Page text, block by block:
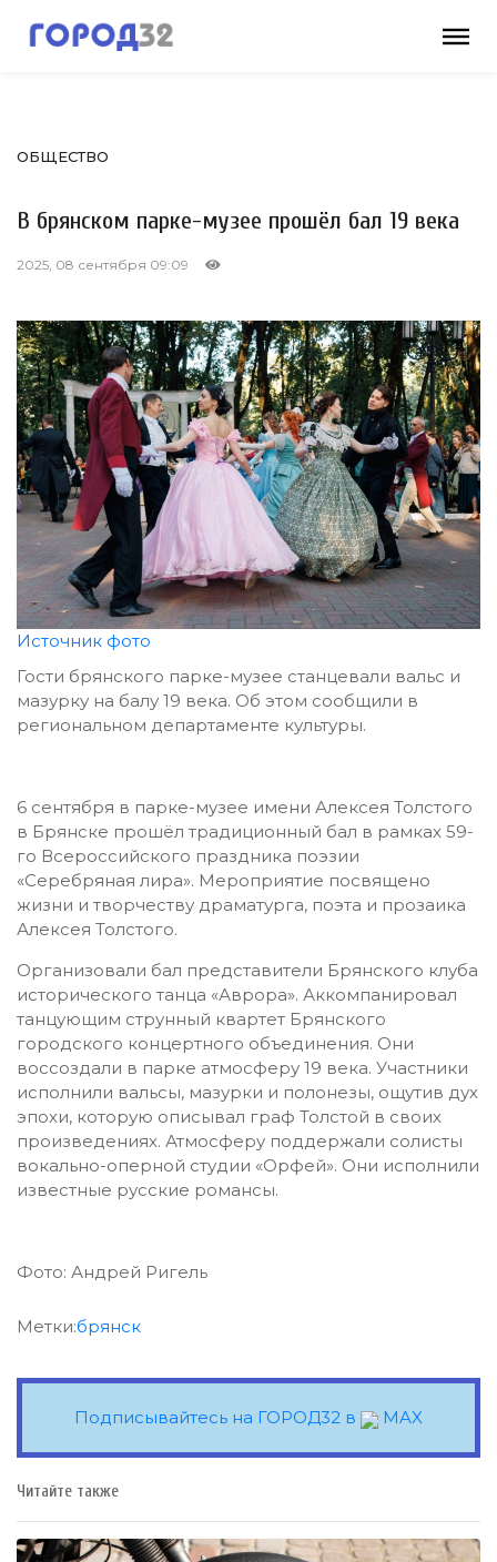
ОБЩЕСТВО
В брянском парке-музее прошёл бал 19 века
2025, 08 сентября 09:09
Источник фото
Гости брянского парке-музее станцевали вальс и
мазурку на балу 19 века. Об этом сообщили в
региональном департаменте культуры.
6 сентября в парке-музее имени Алексея Толстого
в Брянске прошёл традиционный бал в рамках 59-
го Всероссийского праздника поэзии
«Серебряная лира». Мероприятие посвящено
жизни и творчеству драматурга, поэта и прозаика
Алексея Толстого.
Организовали бал представители Брянского клуба
исторического танца «Аврора». Аккомпанировал
танцующим струнный квартет Брянского
городского концертного объединения. Они
воссоздали в парке атмосферу 19 века. Участники
исполнили вальсы, мазурки и полонезы, ощутив дух
эпохи, которую описывал граф Толстой в своих
произведениях. Атмосферу поддержали солисты
вокально-оперной студии «Орфей». Они исполнили
известные русские романсы.
Фото: Андрей Ригель
Метки:брянск
Подписывайтесь на ГОРОД32 в MAX
Читайте также